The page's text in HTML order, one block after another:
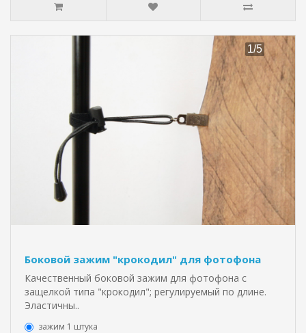
Боковой зажим "крокодил" для фотофона
Качественный боковой зажим для фотофона с
защелкой типа "крокодил"; регулируемый по длине.
Эластичны..
зажим 1 штука